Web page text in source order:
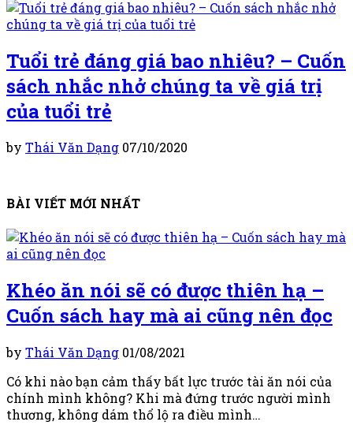
Tuổi trẻ đáng giá bao nhiêu? – Cuốn
sách nhắc nhở chúng ta về giá trị
của tuổi trẻ
by Thái Văn Dạng 07/10/2020
BÀI VIẾT MỚI NHẤT
Khéo ăn nói sẽ có được thiên hạ –
Cuốn sách hay mà ai cũng nên đọc
by Thái Văn Dạng 01/08/2021
Có khi nào bạn cảm thấy bất lực trước tài ăn nói của
chính mình không? Khi mà đứng trước người mình
thương, không dám thổ lộ ra điều mình…